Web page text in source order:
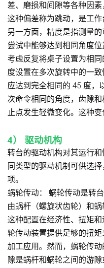
差、磨损和间隙等各种因素
这种偏差称为跳动，是工作
另一方面，精度是指测量
尝试中能够达到相同角度位
考虑反复将桌子设置为相
度设置在多次旋转中的一
应达到完全相同的 45 度，
次命令相同的角度，齿隙
止点发生轻微变化。这种变
4） 驱动机构
转台的驱动机构对其运行
同类型的驱动机制可供选
项。
蜗轮传动：
蜗轮传动是转
由蜗杆（螺旋状齿轮）和蜗
这种配置在经济性、扭矩
轮传动装置提供足够的扭
加工应用。然而，蜗轮传
隙是蜗杆和蜗轮之间的游隙